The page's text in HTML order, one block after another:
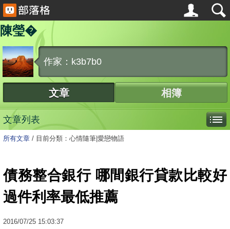
陳瑩�
作家：k3b7b0
文章 相簿
文章列表
所有文章 / 目前分類：心情隨筆|愛戀物語
債務整合銀行 哪間銀行貸款比較好
過件利率最低推薦
2016/07/25 15:03:37